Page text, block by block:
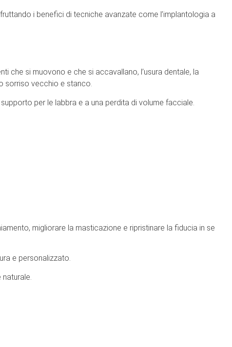
i benefici di tecniche avanzate come l’implantologia a
che si muovono e che si accavallano, l’usura dentale, la
sorriso vecchio e stanco.
per le labbra e a una perdita di volume facciale.
migliorare la masticazione e ripristinare la fiducia in se
e personalizzato.